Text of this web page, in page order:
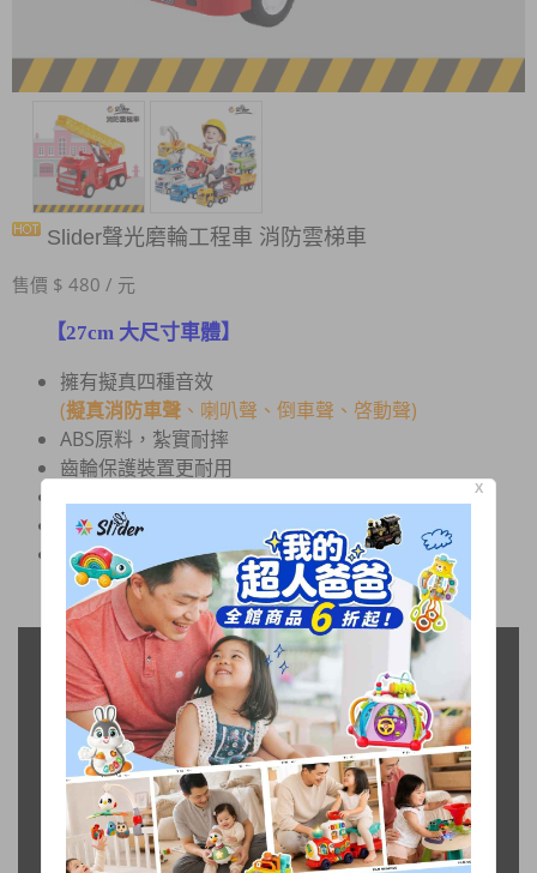
Slider聲光磨輪工程車 消防雲梯車
售價 $ 480 / 元
【27cm 大尺寸車體】
擁有擬真四種音效
(擬真消防車聲 、喇叭聲、倒車聲、啓動聲)
ABS原料，紮實耐摔
齒輪保護裝置更耐用
雲梯可360度旋轉、可伸長至47cm
通過台灣BSMI玩具檢驗合格
X